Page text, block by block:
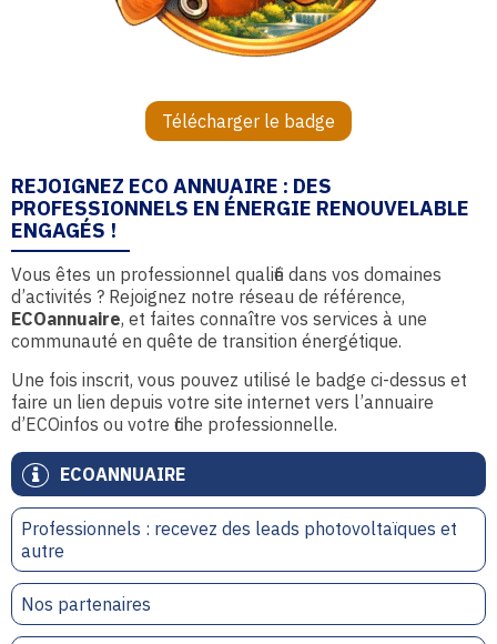
ECOANNUAIRE
Professionnels : recevez des leads photovoltaïques et
autre
Nos partenaires
Télécharger le badge
REJOIGNEZ ECO ANNUAIRE : DES
PROFESSIONNELS EN ÉNERGIE RENOUVELABLE
ENGAGÉS !
Vous êtes un professionnel qualifié dans vos domaines
d’activités ? Rejoignez notre réseau de référence,
ECOannuaire, et faites connaître vos services à une
communauté en quête de transition énergétique.
Une fois inscrit, vous pouvez utilisé le badge ci-dessus et
faire un lien depuis votre site internet vers l’annuaire
d’ECOinfos ou votre fiche professionnelle.